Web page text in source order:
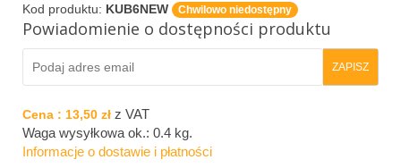
Kod produktu: KUB6NEW Chwilowo niedostępny
Powiadomienie o dostępności produktu
Cena : 13,50 zł z VAT
Waga wysyłkowa ok.: 0.4 kg.
Informacje o dostawie i płatności